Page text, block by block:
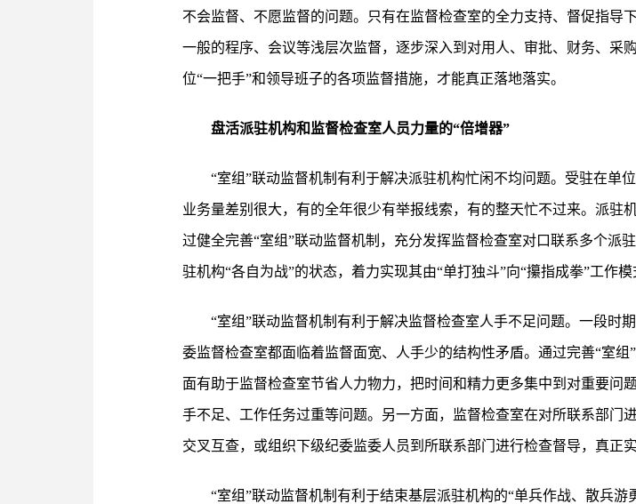
不会监督、不愿监督的问题。只有在监督检查室的全力支持、督促指导
一般的程序、会议等浅层次监督，逐步深入到对用人、审批、财务、采
位“一把手”和领导班子的各项监督措施，才能真正落地落实。
盘活派驻机构和监督检查室人员力量的“倍增器”
“室组”联动监督机制有利于解决派驻机构忙闲不均问题。受驻在单
业务量差别很大，有的全年很少有举报线索，有的整天忙不过来。派驻
过健全完善“室组”联动监督机制，充分发挥监督检查室对口联系多个派
驻机构“各自为战”的状态，着力实现其由“单打独斗”向“攥指成拳”工作模
“室组”联动监督机制有利于解决监督检查室人手不足问题。一段时
委监督检查室都面临着监督面宽、人手少的结构性矛盾。通过完善“室
面有助于监督检查室节省人力物力，把时间和精力更多集中到对重要问
手不足、工作任务过重等问题。另一方面，监督检查室在对所联系部门
交叉互查，或组织下级纪委监委人员到所联系部门进行检查督导，真正
“室组”联动监督机制有利于结束基层派驻机构的“单兵作战、散兵